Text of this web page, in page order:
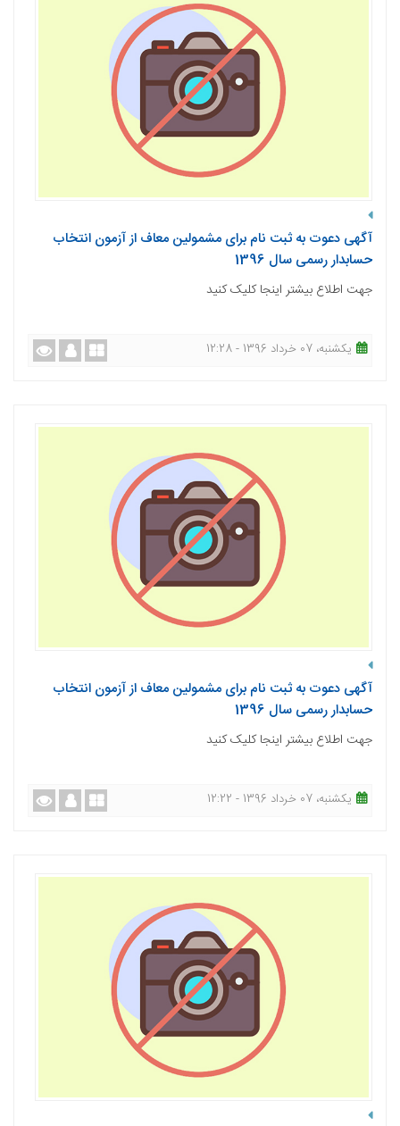
آگهی دعوت به ثبت نام برای مشمولین معاف از آزمون انتخاب
حسابدار رسمی سال 1396
جهت اطلاع بیشتر اینجا کلیک کنید
یکشنبه، 07 خرداد 1396 - 12:28
آگهی دعوت به ثبت نام برای مشمولین معاف از آزمون انتخاب
حسابدار رسمی سال 1396
جهت اطلاع بیشتر اینجا کلیک کنید
یکشنبه، 07 خرداد 1396 - 12:22